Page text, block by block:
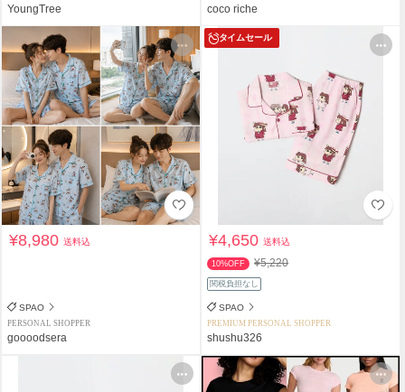
YoungTree coco riche
¥8,980送料込
SPAO
PERSONAL SHOPPER
goooodsera
タイムセール
¥4,650送料込
10%OFF ¥5,220
関税負担なし
SPAO
PREMIUM PERSONAL SHOPPER
shushu326